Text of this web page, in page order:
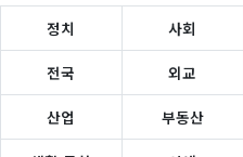
정치 사회
전국 외교
산업 부동산